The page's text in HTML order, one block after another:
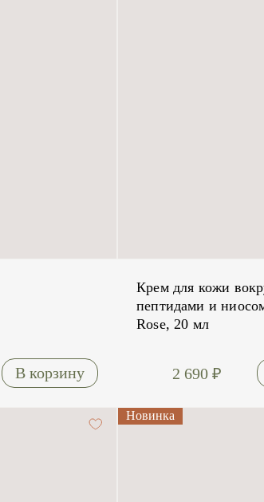
Крем для кожи
пептидами и
Rose, 20 мл
2 690 ₽
Новинка